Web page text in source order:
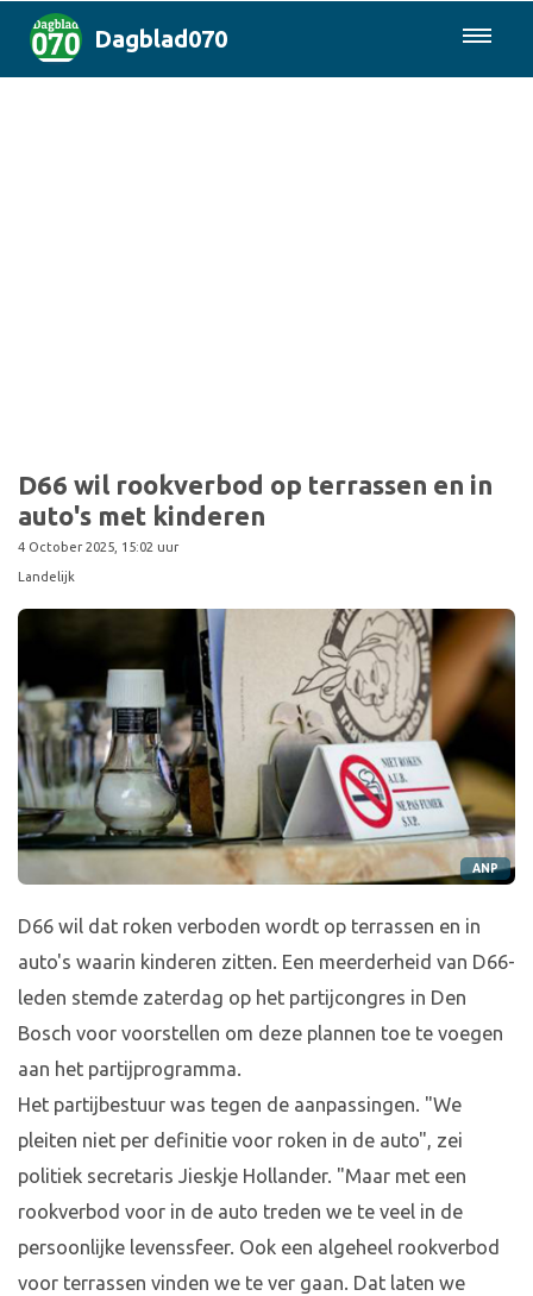
Dagblad070
D66 wil rookverbod op terrassen en in
auto's met kinderen
4 October 2025, 15:02 uur
Landelijk
ANP
D66 wil dat roken verboden wordt op terrassen en in
auto's waarin kinderen zitten. Een meerderheid van D66-
leden stemde zaterdag op het partijcongres in Den
Bosch voor voorstellen om deze plannen toe te voegen
aan het partijprogramma.
Het partijbestuur was tegen de aanpassingen. "We
pleiten niet per definitie voor roken in de auto", zei
politiek secretaris Jieskje Hollander. "Maar met een
rookverbod voor in de auto treden we te veel in de
persoonlijke levenssfeer. Ook een algeheel rookverbod
voor terrassen vinden we te ver gaan. Dat laten we